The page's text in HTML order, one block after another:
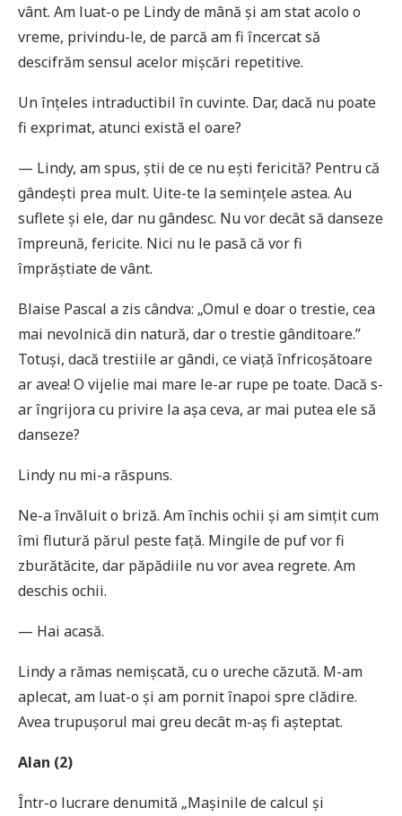
vânt. Am luat-o pe Lindy de mână și am stat acolo o
vreme, privindu-le, de parcă am fi încercat să
descifrăm sensul acelor mișcări repetitive.
Un înțeles intraductibil în cuvinte. Dar, dacă nu poate
fi exprimat, atunci există el oare?
— Lindy, am spus, știi de ce nu ești fericită? Pentru că
gândești prea mult. Uite-te la semințele astea. Au
suflete și ele, dar nu gândesc. Nu vor decât să danseze
împreună, fericite. Nici nu le pasă că vor fi
împrăștiate de vânt.
Blaise Pascal a zis cândva: „Omul e doar o trestie, cea
mai nevolnică din natură, dar o trestie gânditoare.”
Totuși, dacă trestiile ar gândi, ce viață înfricoșătoare
ar avea! O vijelie mai mare le-ar rupe pe toate. Dacă s-
ar îngrijora cu privire la așa ceva, ar mai putea ele să
danseze?
Lindy nu mi-a răspuns.
Ne-a învăluit o briză. Am închis ochii și am simțit cum
îmi flutură părul peste față. Mingile de puf vor fi
zburătăcite, dar păpădiile nu vor avea regrete. Am
deschis ochii.
— Hai acasă.
Lindy a rămas nemișcată, cu o ureche căzută. M-am
aplecat, am luat-o și am pornit înapoi spre clădire.
Avea trupușorul mai greu decât m-aș fi așteptat.
Alan (2)
Într-o lucrare denumită „Mașinile de calcul și